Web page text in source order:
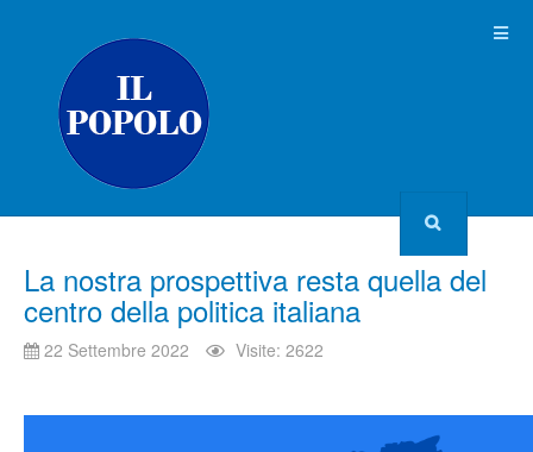
La nostra prospettiva resta quella del
centro della politica italiana
22 Settembre 2022 Visite: 2622